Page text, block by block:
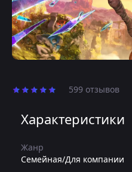
599 отзывов
Характеристики
Жанр
Семейная/Для компании